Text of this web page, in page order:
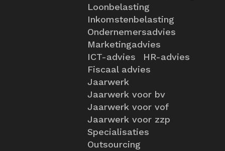
Loonbelasting
Inkomstenbelasting
Ondernemersadvies
Marketingadvies
ICT-advies
HR-advies
Fiscaal advies
Jaarwerk
Jaarwerk voor bv
Jaarwerk voor vof
Jaarwerk voor zzp
Specialisaties
Outsourcing